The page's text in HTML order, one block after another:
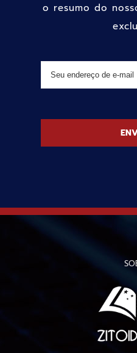
o resumo do